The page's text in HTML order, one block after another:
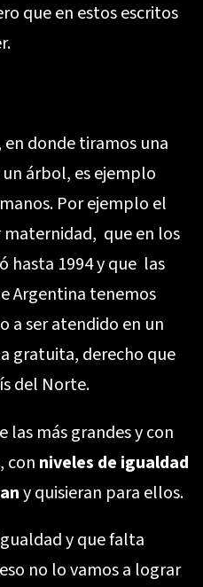
que en estos escritos
donde tiramos una
árbol, es ejemplo
Por ejemplo el
maternidad, que en los
hasta 1994 y que las
Argentina tenemos
a ser atendido en un
gratuita, derecho que
del Norte.
las más grandes y con
con niveles de igualdad
y quisieran para ellos.
y que falta
no lo vamos a lograr